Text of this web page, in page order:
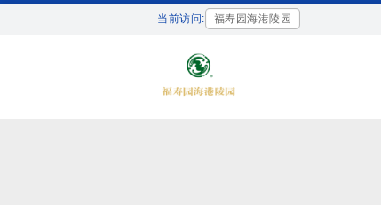
当前访问: 福寿园海港陵园